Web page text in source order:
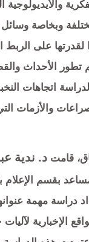
والأيديولوجية
وبخاصة وسائل
على الربط
تطور الأحداث
اتجاهات
والأزمات
قامت د. ندية
بقسم الإعلام
دراسة مهمة
الإخبارية